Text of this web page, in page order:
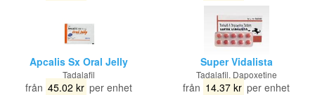
Apcalis Sx Oral Jelly
Tadalafil
från 45.02 kr per enhet
Super Vidalista
Tadalafil, Dapoxetine
från 14.37 kr per enhet